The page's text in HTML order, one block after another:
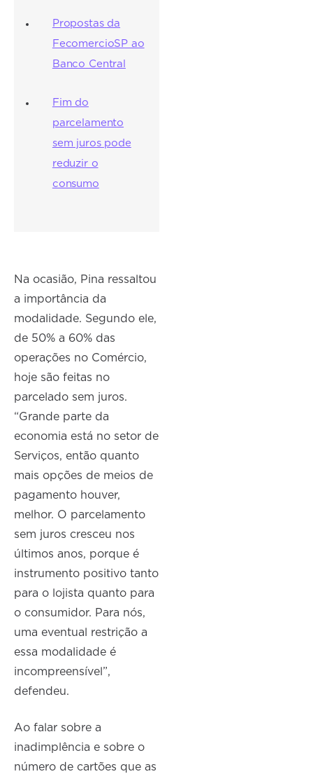
Propostas da
FecomercioSP ao
Banco Central
Fim do
parcelamento
sem juros pode
reduzir o
consumo
Na ocasião, Pina ressaltou
a importância da
modalidade. Segundo ele,
de 50% a 60% das
operações no Comércio,
hoje são feitas no
parcelado sem juros.
“Grande parte da
economia está no setor de
Serviços, então quanto
mais opções de meios de
pagamento houver,
melhor. O parcelamento
sem juros cresceu nos
últimos anos, porque é
instrumento positivo tanto
para o lojista quanto para
o consumidor. Para nós,
uma eventual restrição a
essa modalidade é
incompreensível”,
defendeu.
Ao falar sobre a
inadimplência e sobre o
número de cartões que as